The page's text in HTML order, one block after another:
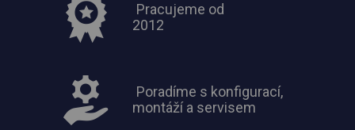
Pracujeme od
2012
Poradíme s konfigurací,
montáží a servisem